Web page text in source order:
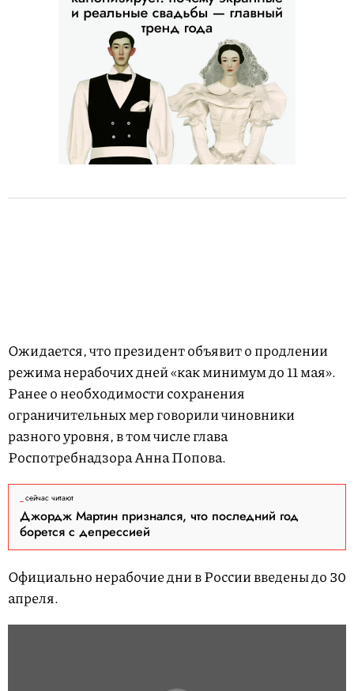
Ожидается, что президент объявит о продлении
режима нерабочих дней «как минимум до 11 мая».
Ранее о необходимости сохранения
ограничительных мер говорили чиновники
разного уровня, в том числе глава
Роспотребнадзора Анна Попова.
сейчас читают
Джордж Мартин признался, что последний год
борется с депрессией
Официально нерабочие дни в России введены до 30
апреля.